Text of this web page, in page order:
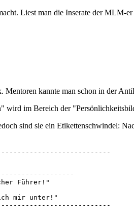
Liest man die Inserate der MLM-
kannte man schon in der
im Bereich der
sind sie ein Etikettenschwindel:
Führer!"
mir unter!"